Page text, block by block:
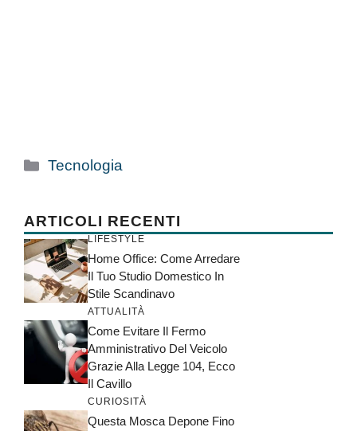
Categorie
Tecnologia
ARTICOLI RECENTI
LIFESTYLE
Home Office: Come Arredare
Il Tuo Studio Domestico In
Stile Scandinavo
ATTUALITÀ
Come Evitare Il Fermo
Amministrativo Del Veicolo
Grazie Alla Legge 104, Ecco
Il Cavillo
CURIOSITÀ
Questa Mosca Depone Fino